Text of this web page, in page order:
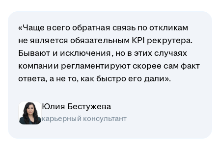
«Чаще всего обратная связь по откликам
не является обязательным KPI рекрутера.
Бывают и исключения, но в этих случаях
компании регламентируют скорее сам факт
ответа, а не то, как быстро его дали».
Юлия Бестужева
карьерный консультант